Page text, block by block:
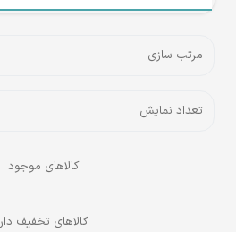
کالاهای موجود
کالاهای تخفیف دار